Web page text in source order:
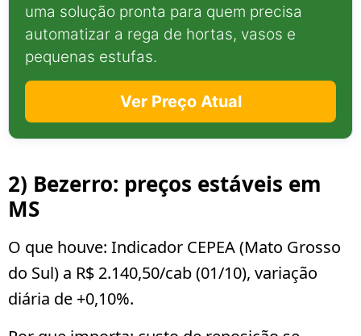
uma solução pronta para quem precisa
automatizar a rega de hortas, vasos e
pequenas estufas.
Ver Preço Atual
2) Bezerro: preços estáveis em
MS
O que houve: Indicador CEPEA (Mato Grosso
do Sul) a R$ 2.140,50/cab(01/10), variação
diária de +0,10%.